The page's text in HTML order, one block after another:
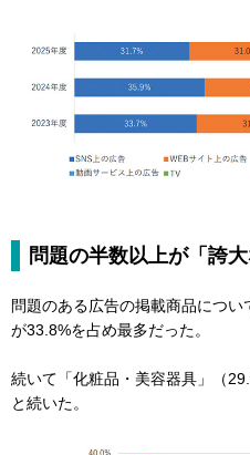
問題の半数以上が「誇
問題のある広告の掲載商品につい
が33.8%を占め最多だった。
続いて「化粧品・美容器具」（
と続いた。